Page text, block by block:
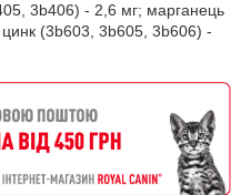
3b406) - 2,6 мг; марганець
(3b603, 3b605, 3b606) -